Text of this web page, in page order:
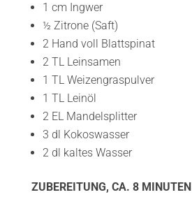
1 cm Ingwer
½ Zitrone (Saft)
2 Hand voll Blattspinat
2 TL Leinsamen
1 TL Weizengraspulver
1 TL Leinöl
2 EL Mandelsplitter
3 dl Kokoswasser
2 dl kaltes Wasser
ZUBEREITUNG, CA. 8 MINUTEN